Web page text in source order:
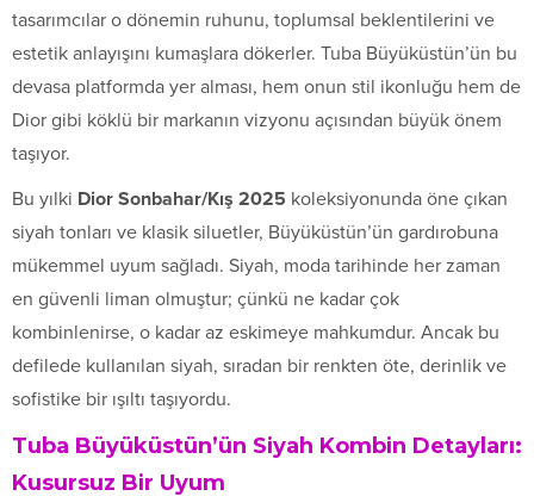
tasarımcılar o dönemin ruhunu, toplumsal beklentilerini ve
estetik anlayışını kumaşlara dökerler. Tuba Büyüküstün’ün bu
devasa platformda yer alması, hem onun stil ikonluğu hem de
Dior gibi köklü bir markanın vizyonu açısından büyük önem
taşıyor.
Bu yılki Dior Sonbahar/Kış 2025 koleksiyonunda öne çıkan
siyah tonları ve klasik siluetler, Büyüküstün’ün gardırobuna
mükemmel uyum sağladı. Siyah, moda tarihinde her zaman
en güvenli liman olmuştur; çünkü ne kadar çok
kombinlenirse, o kadar az eskimeye mahkumdur. Ancak bu
defilede kullanılan siyah, sıradan bir renkten öte, derinlik ve
sofistike bir ışıltı taşıyordu.
Tuba Büyüküstün’ün Siyah Kombin Detayları:
Kusursuz Bir Uyum